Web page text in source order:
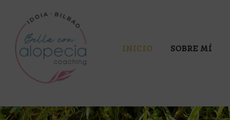
Saltar
contenido
INICIO SOBRE MÍ